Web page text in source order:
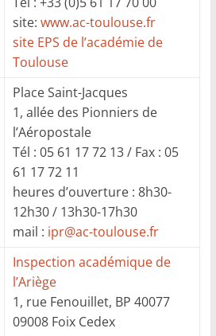
site: www.ac-toulouse.fr
site EPS de l’académie de
Toulouse
Place Saint-Jacques
1, allée des Pionniers de
l’Aéropostale
Tél : 05 61 17 72 13 / Fax : 05
61 17 72 11
heures d’ouverture : 8h30-
12h30 / 13h30-17h30
mail : ipr@ac-toulouse.fr
Inspection académique de
l’Ariège
1, rue Fenouillet, BP 40077
09008 Foix Cedex